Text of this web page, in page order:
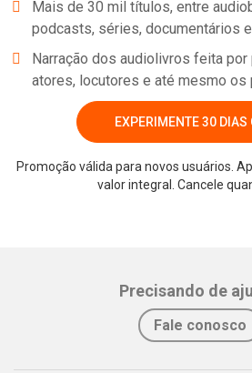
Mais de 30 mil títulos, entre
podcasts, séries, documentários
Narração dos audiolivros feita
atores, locutores e até mesmo os
EXPERIMENTE 30 DIAS
Promoção válida para novos usuários.
valor integral. Cancele
Precisando de
Fale conosco